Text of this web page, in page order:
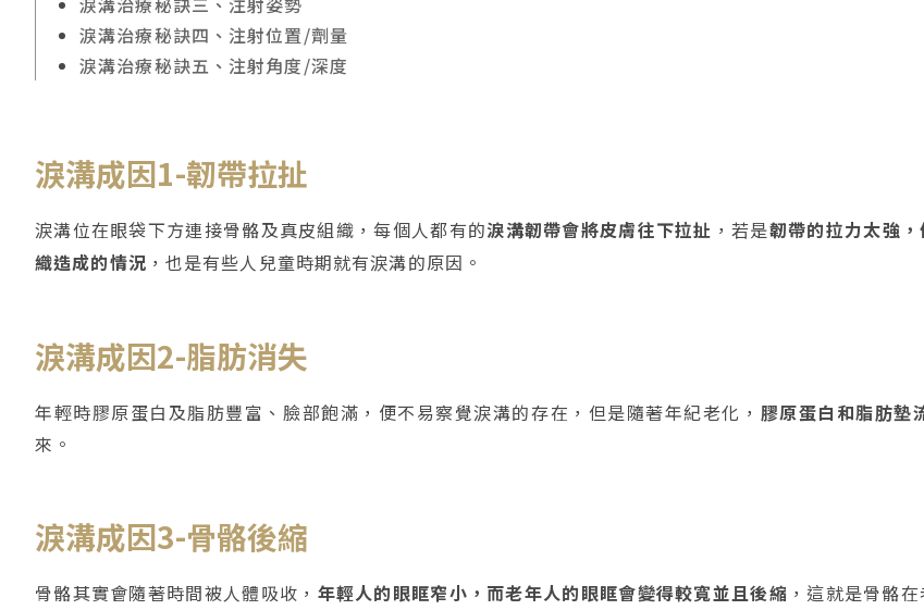
淚溝治療秘訣四、注射位置/劑量
淚溝治療秘訣五、注射角度/深度
淚溝成因1-韌帶拉扯
淚溝位在眼袋下方連接骨骼及真皮組織，每個人都有的淚溝韌帶會將皮膚往下拉扯 ，若是韌帶的拉力太強
織造成的情況 ，也是有些人兒童時期就有淚溝的原因。
淚溝成因2-脂肪消失
年輕時膠原蛋白及脂肪豐富、臉部飽滿，便不易察覺淚溝的存在，但是隨著年紀老化， 膠原蛋白和脂肪墊
來。
淚溝成因3-骨骼後縮
骨骼其實會隨著時間被人體吸收， 年輕人的眼眶窄小，而老年人的眼眶會變得較寬並且後縮 ，這就是骨骼